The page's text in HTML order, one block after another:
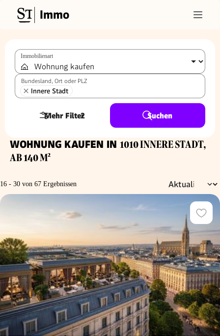
Immo
Immobilienart
Bundesland, Ort oder PLZ
Innere Stadt
Mehr Filter
2 Suchen
WOHNUNG KAUFEN IN 1010 INNERE STADT,
AB 140 M²
16 - 30 von 67 Ergebnissen